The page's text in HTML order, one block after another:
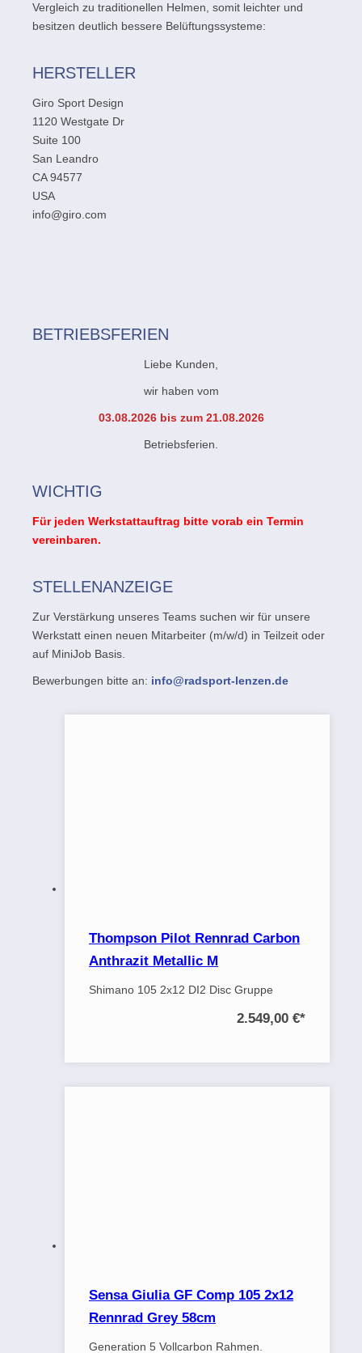
Vergleich zu traditionellen Helmen, somit leichter und
besitzen deutlich bessere Belüftungssysteme:
HERSTELLER
Giro Sport Design
1120 Westgate Dr
Suite 100
San Leandro
CA 94577
USA
info@giro.com
BETRIEBSFERIEN
Liebe Kunden,
wir haben vom
03.08.2026 bis zum 21.08.2026
Betriebsferien.
WICHTIG
Für jeden Werkstattauftrag bitte vorab ein Termin
vereinbaren.
STELLENANZEIGE
Zur Verstärkung unseres Teams suchen wir für unsere
Werkstatt einen neuen Mitarbeiter (m/w/d) in Teilzeit oder
auf MiniJob Basis.
Bewerbungen bitte an: info@radsport-lenzen.de
Thompson Pilot Rennrad Carbon
Anthrazit Metallic M
Shimano 105 2x12 DI2 Disc Gruppe
2.549,00 €*
Sensa Giulia GF Comp 105 2x12
Rennrad Grey 58cm
Generation 5 Vollcarbon Rahmen.